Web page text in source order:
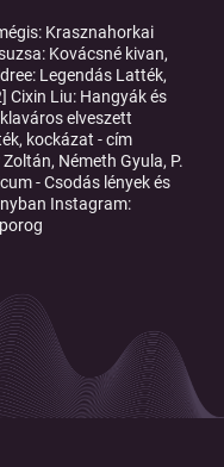
Krasznahorkai
Kovácsné kivan,
Legendás Latték,
Cixin Liu: Hangyák és
elveszett
kockázat - cím
Németh Gyula, P.
- Csodás lények és
Instagram: